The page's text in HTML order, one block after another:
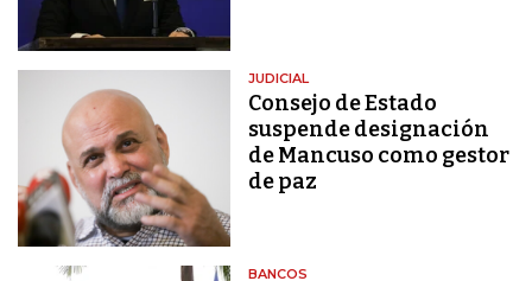
JUDICIAL
Consejo de Estado
suspende designación
de Mancuso como gestor
de paz
BANCOS